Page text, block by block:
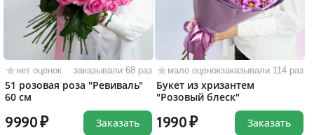
нет оценок заказывали 68 раз
51 розовая роза "Ревиваль"
60 см
9990 Заказать
мало оценокзаказывали 114 раз
Букет из хризантем
"Розовый блеск"
1990 Заказать